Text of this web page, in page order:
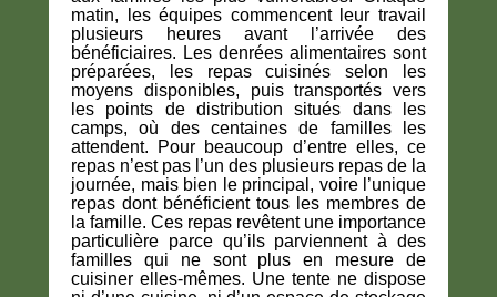
matin, les équipes commencent leur travail
plusieurs heures avant l’arrivée des
bénéficiaires. Les denrées alimentaires sont
préparées, les repas cuisinés selon les
moyens disponibles, puis transportés vers
les points de distribution situés dans les
camps, où des centaines de familles les
attendent. Pour beaucoup d’entre elles, ce
repas n’est pas l’un des plusieurs repas de la
journée, mais bien le principal, voire l’unique
repas dont bénéficient tous les membres de
la famille. Ces repas revêtent une importance
particulière parce qu’ils parviennent à des
familles qui ne sont plus en mesure de
cuisiner elles-mêmes. Une tente ne dispose